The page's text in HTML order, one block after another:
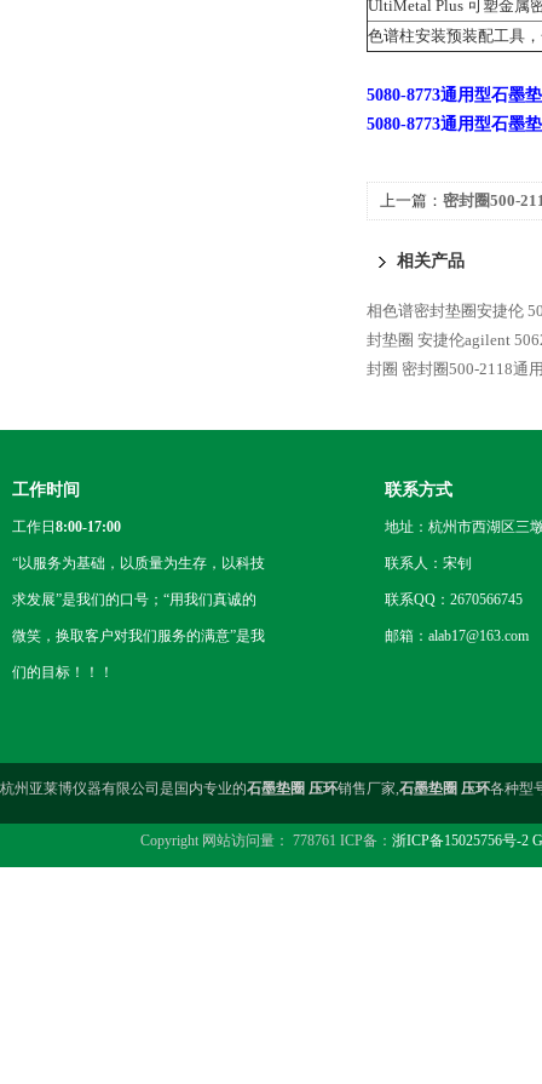
UltiMetal Plus 可塑金属
色谱柱安装预装配工具
5080-8773通用型石墨
5080-8773通用型石墨
上一篇： 密封圈500-
相关产品
相色谱密封垫圈安捷伦
封垫圈 安捷伦agilent
封圈 密封圈500-2118通
工作时间
工作日 8:00-17:00
“以服务为基础，以质量为生存，以科技
求发展”是我们的口号；“用我们真诚的
微笑，换取客户对我们服务的满意”是我
们的目标！！！
联系方式
地址：杭州市西湖区三
联系人：宋钊
联系QQ：2670566745
邮箱：alab17@163.com
杭州亚莱博仪器有限公司是国内专业的石墨垫圈 压环销售厂家,石墨垫圈 压环各种型
Copyright 网站访问量： 778761 ICP备： 浙ICP备15025756号-2